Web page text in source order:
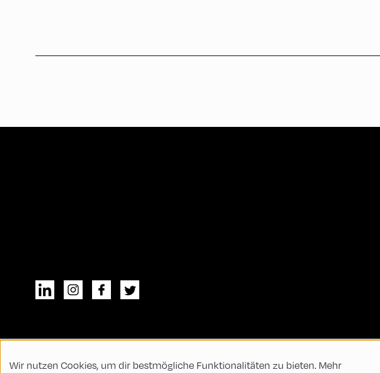
© All rights reserved Allgemeine Geschäftsbedingungen
Wir nutzen Cookies, um dir bestmögliche Funktionalitäten zu bieten. Mehr